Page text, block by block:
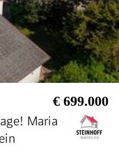
€ 699.000
Maria